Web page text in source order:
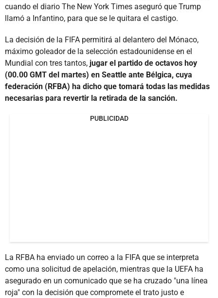
cuando el diario The New York Times aseguró que Trump
llamó a Infantino, para que se le quitara el castigo.
La decisión de la FIFA permitirá al delantero del Mónaco,
máximo goleador de la selección estadounidense en el
Mundial con tres tantos, jugar el partido de octavos hoy
(00.00 GMT del martes) en Seattle ante Bélgica, cuya
federación (RFBA) ha dicho que tomará todas las medidas
necesarias para revertir la retirada de la sanción.
PUBLICIDAD
La RFBA ha enviado un correo a la FIFA que se interpreta
como una solicitud de apelación, mientras que la UEFA ha
asegurado en un comunicado que se ha cruzado "una línea
roja" con la decisión que compromete el trato justo e